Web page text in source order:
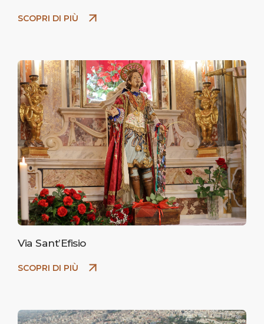
SCOPRI DI PIÙ
Via Sant’Efisio
SCOPRI DI PIÙ